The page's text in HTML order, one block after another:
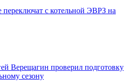
переключат с котельной ЭВРЗ на
Верещагин проверил подготовку
сезону